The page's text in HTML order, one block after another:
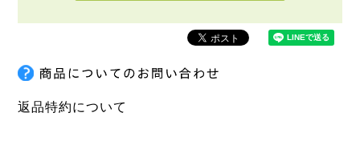
返品特約について